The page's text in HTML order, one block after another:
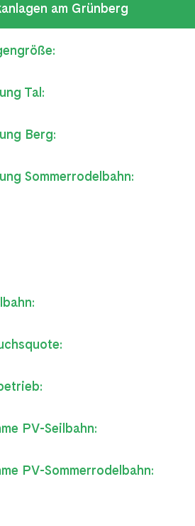
am Grünberg
Tal:
Berg:
Sommerrodelbahn:
PV-Seilbahn:
PV-Sommerrodelbahn: